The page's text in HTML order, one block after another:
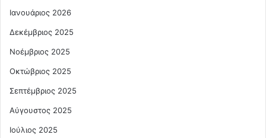
Ιανουάριος 2026
Δεκέμβριος 2025
Νοέμβριος 2025
Οκτώβριος 2025
Σεπτέμβριος 2025
Αύγουστος 2025
Ιούλιος 2025